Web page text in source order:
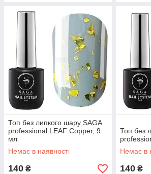
Топ без липкого шару SAGA
professional LEAF Copper, 9
мл
Немає в наявності
140 ₴
Топ без
Немає в
140 ₴